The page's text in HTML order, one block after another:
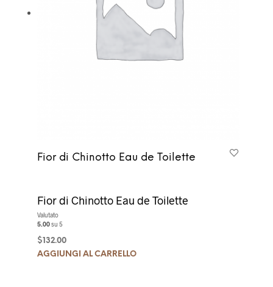
Fior di Chinotto Eau de Toilette
Fior di Chinotto Eau de Toilette
Valutato
5.00su 5
$ 132.00
AGGIUNGI AL CARRELLO